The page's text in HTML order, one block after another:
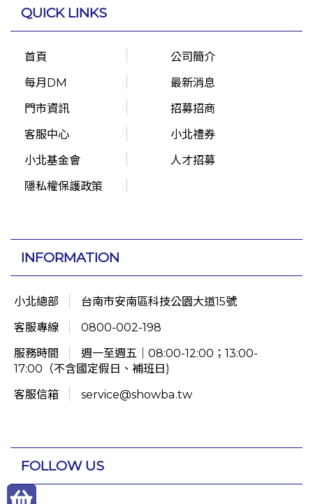
QUICK LINKS
首頁
公司簡介
每月DM
最新消息
門市資訊
招募招商
客服中心
小北禮券
小北基金會
人才招募
隱私權保護政策
INFORMATION
小北總部
台南市安南區科技公園大道15號
客服專線
0800-002-198
服務時間
週一至週五｜08:00-12:00；13:00-
17:00（不含國定假日、補班日)
客服信箱
service@showba.tw
FOLLOW US